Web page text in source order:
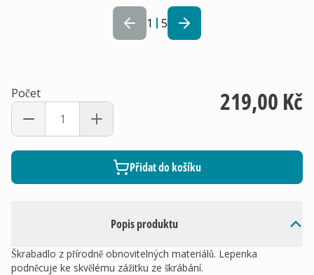
1 5
Popis produktu
Škrabadlo z přírodně obnovitelných materiálů. Lepenka
podněcuje ke skvělému zážitku ze škrábání.
Počet 219,00 Kč
Přidat do košíku